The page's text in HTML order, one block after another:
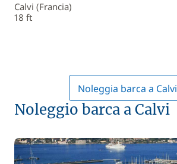
Calvi (Francia)
18 ft
Noleggia barca a Calvi
Noleggio barca a Calvi